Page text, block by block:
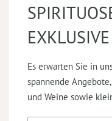
Es erwarten Sie in
spannende
und Weine sowie